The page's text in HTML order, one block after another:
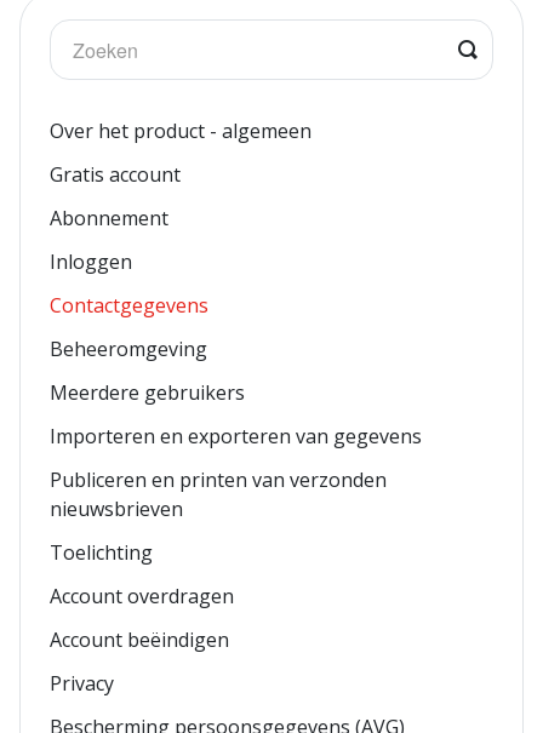
Over het product - algemeen
Gratis account
Abonnement
Inloggen
Contactgegevens
Beheeromgeving
Meerdere gebruikers
Importeren en exporteren van gegevens
Publiceren en printen van verzonden
nieuwsbrieven
Toelichting
Account overdragen
Account beëindigen
Privacy
Bescherming persoonsgegevens (AVG)